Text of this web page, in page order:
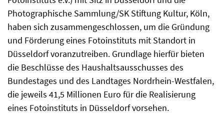
Photographische Sammlung/SK Stiftung Kultur, Köln,
haben sich zusammengeschlossen, um die Gründung
und Förderung eines Fotoinstituts mit Standort in
Düsseldorf voranzutreiben. Grundlage hierfür bieten
die Beschlüsse des Haushaltsausschusses des
Bundestages und des Landtages Nordrhein-Westfalen,
die jeweils 41,5 Millionen Euro für die Realisierung
eines Fotoinstituts in Düsseldorf vorsehen.